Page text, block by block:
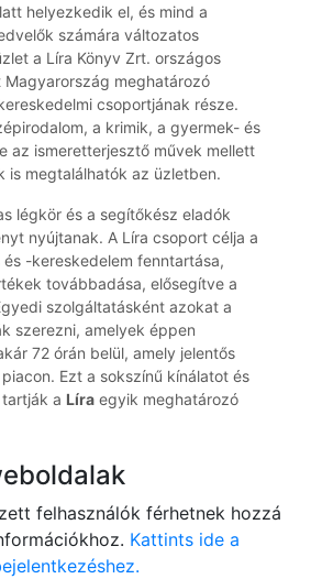
helyezkedik el, és mind a
számára változatos
a Líra Könyv Zrt. országos
meghatározó
csoportjának része.
a krimik, a gyermek- és
az ismeretterjesztő művek mellett
is megtalálhatók az üzletben.
légkör és a segítőkész eladók
nyújtanak. A Líra csoport célja a
-kereskedelem fenntartása,
továbbadása, elősegítve a
szolgáltatásként azokat a
szerezni, amelyek éppen
72 órán belül, amely jelentős
Ezt a sokszínű kínálatot és
a Líra egyik meghatározó
felhasználók férhetnek hozzá
Kattints ide a